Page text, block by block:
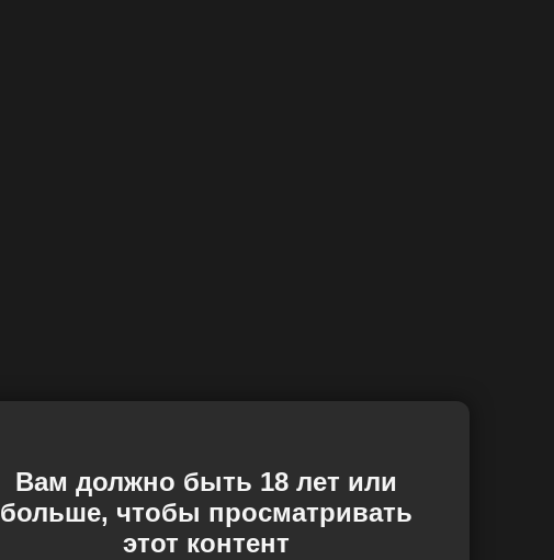
Вам должно быть 18 лет или
больше, чтобы просматривать
этот контент